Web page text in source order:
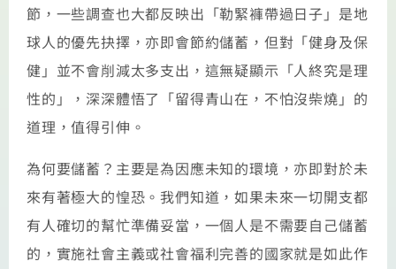
節，一些調查也大都反映出「勒緊褲帶過日子」是地
球人的優先抉擇，亦即會節約儲蓄，但對「健身及保
健」並不會削減太多支出，這無疑顯示「人終究是理
性的」，深深體悟了「留得青山在，不怕沒柴燒」的
道理，值得引伸。
為何要儲蓄？主要是為因應未知的環境，亦即對於未
來有著極大的惶恐。我們知道，如果未來一切開支都
有人確切的幫忙準備妥當，一個人是不需要自己儲蓄
的，實施社會主義或社會福利完善的國家就是如此作